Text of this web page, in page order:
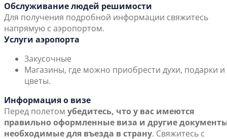
Обслуживание людей решимости
Для получения подробной информации свяжитесь
напрямую с аэропортом.
Услуги аэропорта
Закусочные
Магазины, где можно приобрести духи, подарки и
цветы.
Информация о визе
Перед полетом убедитесь, что у вас имеются
правильно оформленные виза и другие
необходимые для въезда в страну. Свяжитесь с